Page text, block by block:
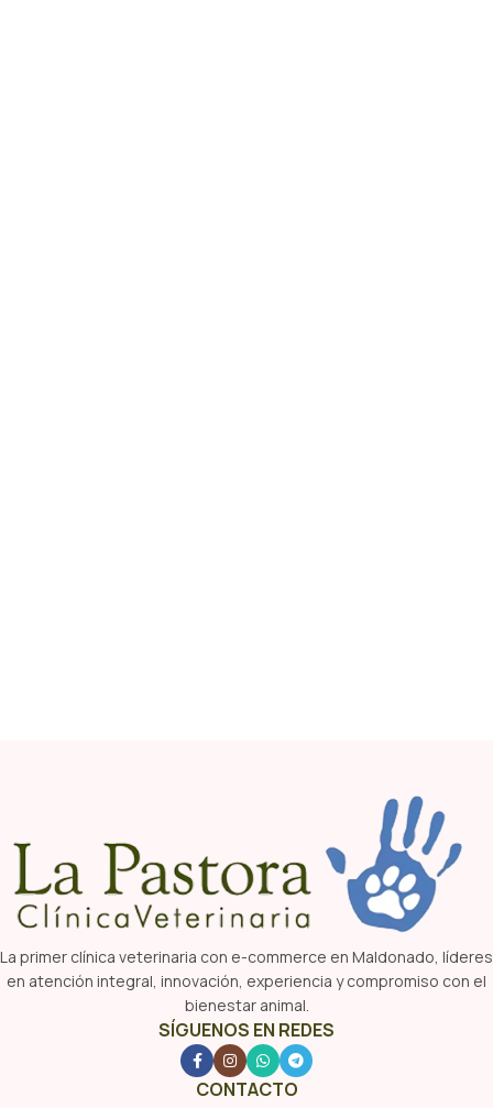
La primer clínica veterinaria con e-commerce en Maldonado, líderes
en atención integral, innovación, experiencia y compromiso con el
bienestar animal.
SÍGUENOS EN REDES
CONTACTO